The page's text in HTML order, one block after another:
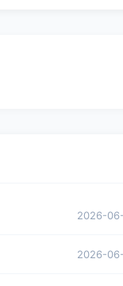
2026-
2026-